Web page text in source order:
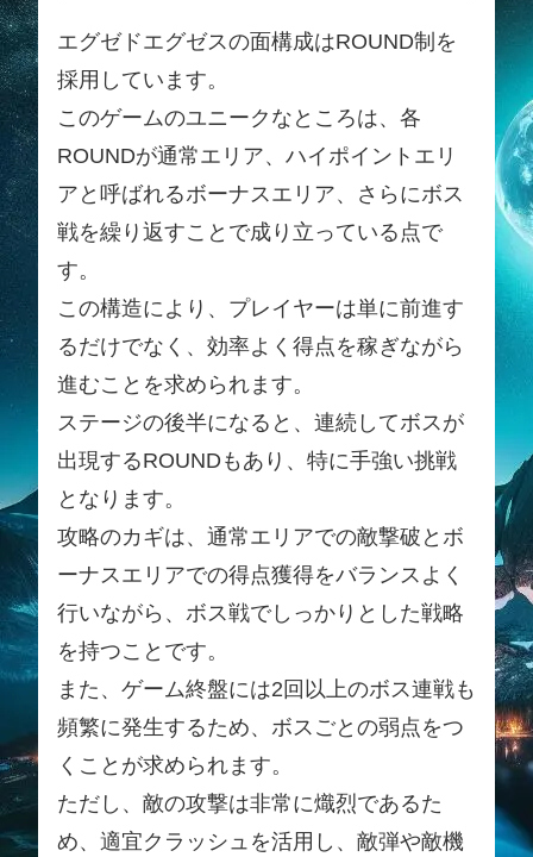
エグゼドエグゼスの面構成はROUND制を
採用しています。
このゲームのユニークなところは、各
ROUNDが通常エリア、ハイポイントエリ
アと呼ばれるボーナスエリア、さらにボス
戦を繰り返すことで成り立っている点で
す。
この構造により、プレイヤーは単に前進す
るだけでなく、効率よく得点を稼ぎながら
進むことを求められます。
ステージの後半になると、連続してボスが
出現するROUNDもあり、特に手強い挑戦
となります。
攻略のカギは、通常エリアでの敵撃破とボ
ーナスエリアでの得点獲得をバランスよく
行いながら、ボス戦でしっかりとした戦略
を持つことです。
また、ゲーム終盤には2回以上のボス連戦も
頻繁に発生するため、ボスごとの弱点をつ
くことが求められます。
ただし、敵の攻撃は非常に熾烈であるた
め、適宜クラッシュを活用し、敵弾や敵機